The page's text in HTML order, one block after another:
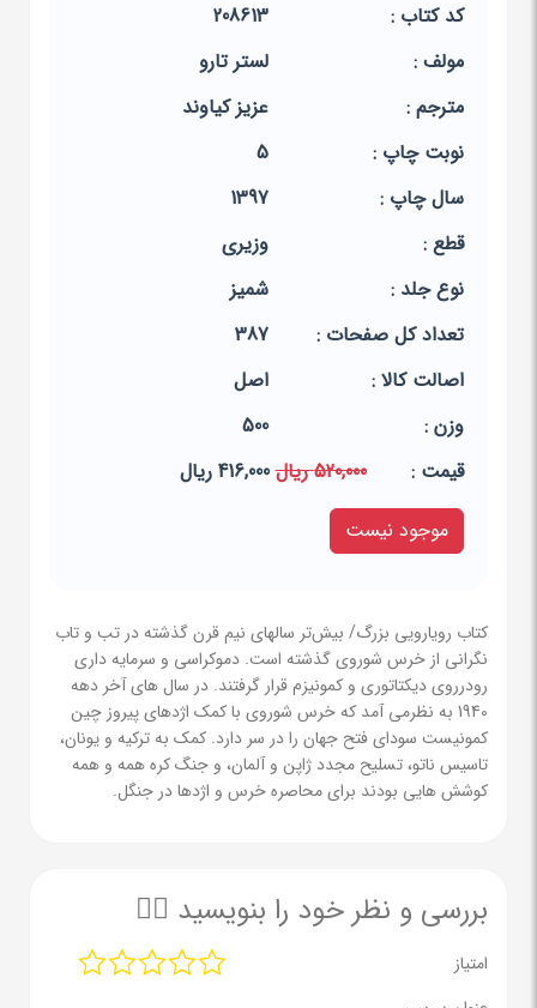
کد کتاب :
208613
مولف :
لستر تارو
مترجم :
عزیز کیاوند
نوبت چاپ :
5
سال چاپ :
1397
قطع :
وزیری
نوع جلد :
شمیز
تعداد کل صفحات :
387
اصالت کالا :
اصل
وزن :
500
قيمت :
520,000 ریال
416,000 ریال
موجود نیست
کتاب رویارویی بزرگ/ بیش‌تر سالهای نیم قرن گذشته در تب و تاب
نگرانی از خرس شوروی گذشته است. دموکراسی و سرمایه داری
رودرروی دیکتاتوری و کمونیزم قرار گرفتند. در سال های آخر دهه
1940 به نظرمی آمد که خرس شوروی با کمک اژدهای پیروز چین
کمونیست سودای فتح جهان را در سر دارد. کمک به ترکیه و یونان،
تاسیس ناتو، تسلیح مجدد ژاپن و آلمان، و جنگ کره همه و همه
کوشش هایی بودند برای محاصره خرس و اژدها در جنگل.
بررسی و نظر خود را بنویسید ✍🏻
امتیاز